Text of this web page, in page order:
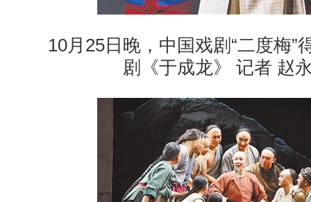
10月25日晚，中国戏剧“二度梅”
剧《于成龙》 记者 赵